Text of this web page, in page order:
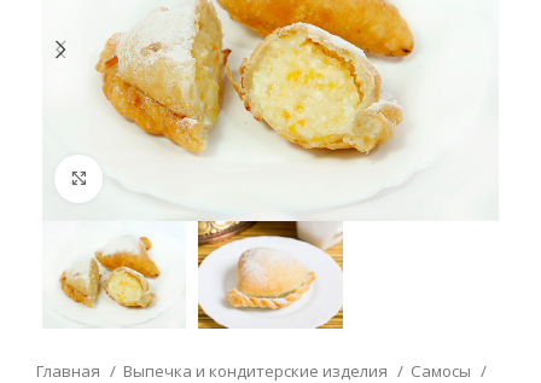
Увеличить
Главная Выпечка и кондитерские изделия
Самосы